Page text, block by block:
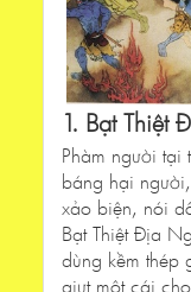
1. Bạt Thiệt
Phàm người tại
báng hại
xảo biện, nói
Bạt Thiệt Địa
dùng kềm thép
giựt một cái